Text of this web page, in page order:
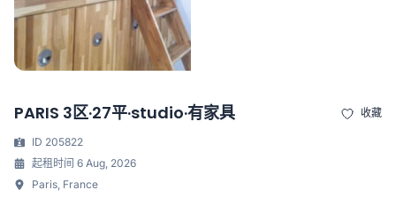
PARIS 3区·27平·studio·有家具 收藏
ID 205822
起租时间 6 Aug, 2026
Paris, France